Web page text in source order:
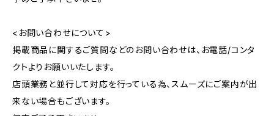
<お問い合わせについて>
掲載商品に関するご質問などのお問い合わせは、お電話/コンタ
クトよりお願いいたします。
店頭業務と並行して対応を行っている為、スムーズにご案内が出
来ない場合もございます。